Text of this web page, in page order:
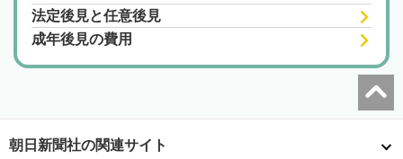
法定後見と任意後見
成年後見の費用
朝日新聞社の関連サイト